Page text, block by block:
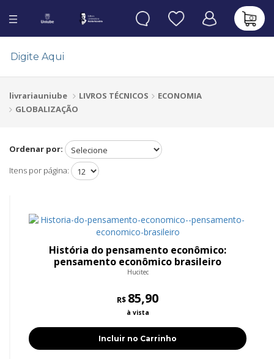
0
livrariauniube LIVROS TÉCNICOS
ECONOMIA
GLOBALIZAÇÃO
Ordenar por:
Itens por página:
História do pensamento econômico:
pensamento econômico brasileiro
Hucitec
R$ 85,90
à vista
Incluir no Carrinho